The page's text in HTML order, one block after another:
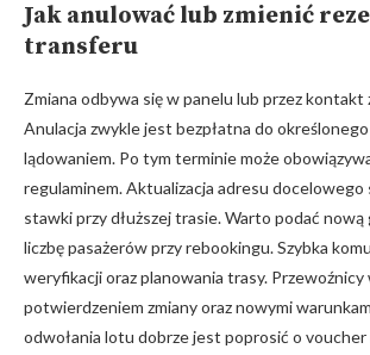
Jak anulować lub zmienić
transferu
Zmiana odbywa się w panelu lub przez kontakt
Anulacja zwykle jest bezpłatna do
lądowaniem. Po tym terminie może
regulaminem. Aktualizacja adresu docelowego
stawki przy dłuższej trasie. Warto podać nową
liczbę pasażerów przy rebookingu. Szybka
weryfikacji oraz planowania trasy. Przewoźnicy
potwierdzeniem zmiany oraz nowymi
odwołania lotu dobrze jest poprosić o voucher